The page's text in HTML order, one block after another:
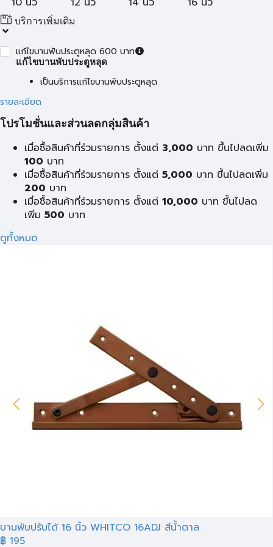
บริการเพิ่มเติม
แก้ไขบานพับประตูหลุด 600 บาท
แก้ไขบานพับประตูหลุด
เป็นบริการแก้ไขบานพับประตูหลุด
รายละเอียด
โปรโมชั่นและส่วนลดกลุ่มสินค้า
เมื่อซื้อสินค้าที่ร่วมรายการ ตั้งแต่ 3,000 บาท ขึ้นไปลดเพิ่ม
100 บาท
เมื่อซื้อสินค้าที่ร่วมรายการ ตั้งแต่ 5,000 บาท ขึ้นไปลดเพิ่ม
200 บาท
เมื่อซื้อสินค้าที่ร่วมรายการ ตั้งแต่ 10,000 บาท ขึ้นไปลด
เพิ่ม 500 บาท
ดูทั้งหมด
บานพับปรับได้ 16 นิ้ว WHITCO 16ADJ สีน้ำตาล
฿ 195